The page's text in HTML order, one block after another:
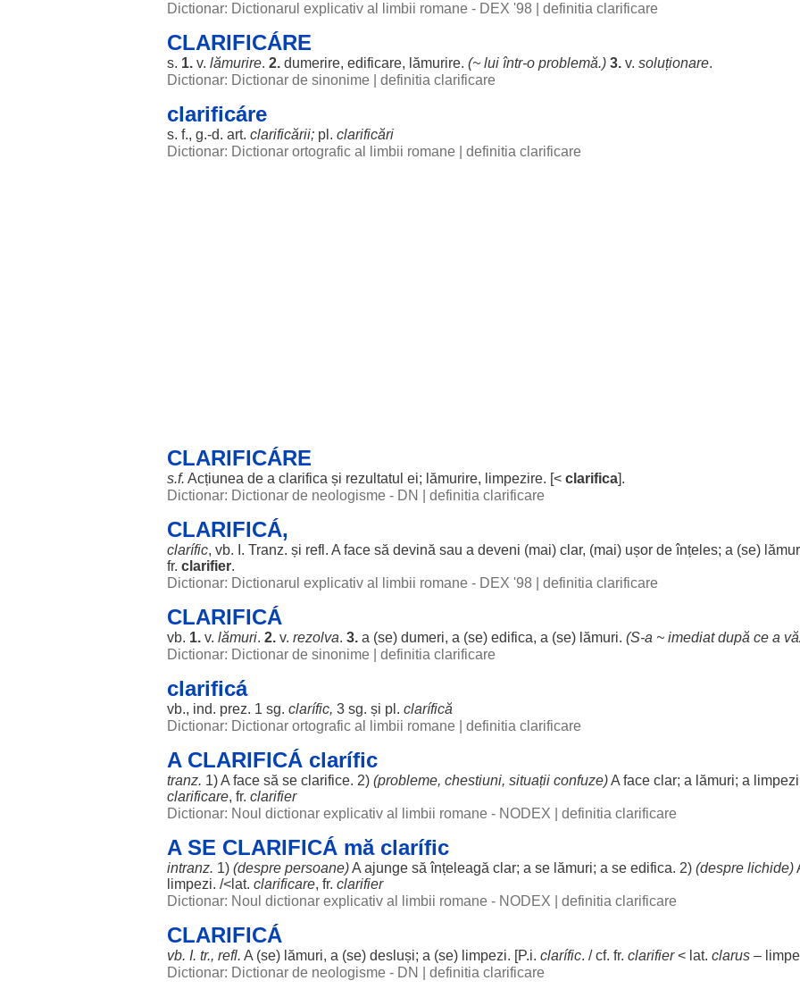
Dictionar: Dictionarul explicativ al limbii romane - DEX '98
definitia clarificare
CLARIFICÁRE
s. 1. v. lămurire. 2. dumerire, edificare, lămurire. (~ lui într-o problemă.) 3. v. soluționare.
Dictionar: Dictionar de sinonime
definitia clarificare
clarificáre
s. f., g.-d. art. clarificării; pl. clarificări
Dictionar: Dictionar ortografic al limbii romane
definitia clarificare
CLARIFICÁRE
s.f. Acțiunea de a clarifica și rezultatul ei; lămurire, limpezire. [< clarifica].
Dictionar: Dictionar de neologisme - DN
definitia clarificare
CLARIFICÁ,
clarífic, vb. I. Tranz. și refl. A face să devină sau a deveni (mai) clar, (mai) ușor deînțeles; a (se)
fr. clarifier.
Dictionar: Dictionarul explicativ al limbii romane - DEX '98
definitia clarificare
CLARIFICÁ
vb. 1. v. lămuri. 2. v. rezolva. 3. a (se) dumeri, a (se) edifica, a (se) lămuri. (S-a ~ imediatdupă ce a
Dictionar: Dictionar de sinonime
definitia clarificare
clarificá
vb., ind. prez. 1 sg. clarífic, 3 sg. și pl. clarífică
Dictionar: Dictionar ortografic al limbii romane
definitia clarificare
A CLARIFICÁ clarífic
tranz. 1) A face să se clarifice. 2) (probleme, chestiuni, situații confuze)A face clar; a lămuri; a limpezi
clarificare, fr. clarifier
Dictionar: Noul dictionar explicativ al limbii romane - NODEX
definitia clarificare
A SE CLARIFICÁ mă clarífic
intranz. 1) (despre persoane)A ajunge săînțeleagă clar; a se lămuri; a se edifica. 2) (despre lichide)
limpezi. /<lat. clarificare, fr. clarifier
Dictionar: Noul dictionar explicativ al limbii romane - NODEX
definitia clarificare
CLARIFICÁ
vb. I. tr., refl. A (se) lămuri, a (se) desluși; a (se) limpezi. [P.i. clarífic. / cf. fr. clarifier< lat. clarus –
Dictionar: Dictionar de neologisme - DN
definitia clarificare